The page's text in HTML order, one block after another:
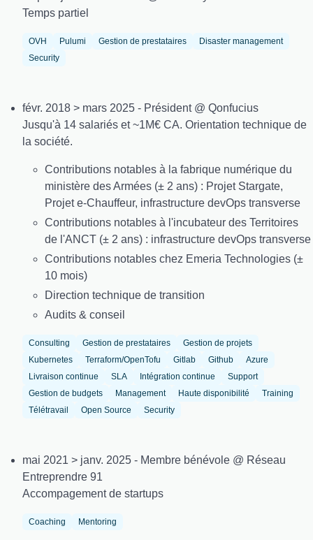
Temps partiel
OVH Pulumi Gestion de prestataires
Disaster management
Security
févr. 2018 > mars 2025 - Président @ Qonfucius
Jusqu'à 14 salariés et ~1M€ CA. Orientation technique de
la société.
Contributions notables à la fabrique numérique du
ministère des Armées (± 2 ans) : Projet Stargate,
Projet e-Chauffeur, infrastructure devOps transverse
Contributions notables à l'incubateur des Territoires
de l'ANCT (± 2 ans) : infrastructure devOps transverse
Contributions notables chez Emeria Technologies (±
10 mois)
Direction technique de transition
Audits & conseil
Consulting Gestion de prestataires
Gestion de projets
Kubernetes
Terraform/OpenTofu Gitlab Github
Azure
Livraison continue
SLA Intégration continue
Support
Gestion de budgets
Management Haute disponibilité
Training
Télétravail
Open Source Security
mai 2021 > janv. 2025 - Membre bénévole @ Réseau
Entreprendre 91
Accompagement de startups
Coaching Mentoring